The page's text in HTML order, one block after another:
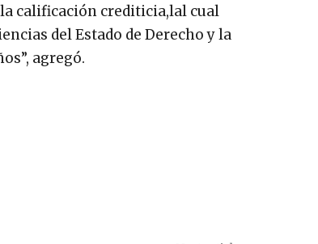
calificación crediticia,lal cual
del Estado de Derecho y la
agregó.